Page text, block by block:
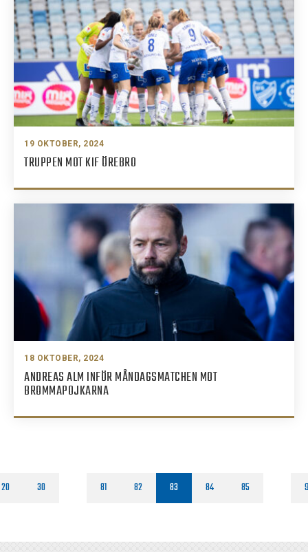
19 OKTOBER, 2024
TRUPPEN MOT KIF ÖREBRO
18 OKTOBER, 2024
ANDREAS ALM INFÖR MÅNDAGSMATCHEN MOT
BROMMAPOJKARNA
20 30 81 82 83 84 85